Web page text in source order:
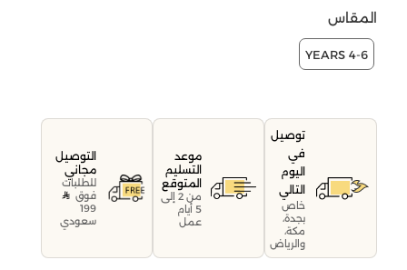
المقاس
4-6 YEARS
توصيل
في
اليوم
التالي
خاص
بجدة،
مكة،
والرياض
موعد
التسليم
المتوقع
من 2 إلى
5 أيام
عمل
التوصيل
مجاني
للطلبات
فوق
199
سعودي